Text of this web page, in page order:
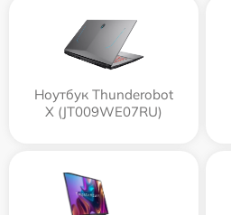
Ноутбук Thunderobot
X (JT009WE07RU)